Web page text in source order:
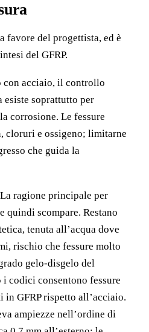
favore del progettista, ed è
del GFRP.
con acciaio, il controllo
esiste soprattutto per
corrosione. Le fessure
cloruri e ossigeno; limitarne
che guida la
ragione principale per
quindi scompare. Restano
tenuta all’acqua dove
rischio che fessure molto
gelo-disgelo del
i codici consentono fessure
GFRP rispetto all’acciaio.
ampiezze nell’ordine di